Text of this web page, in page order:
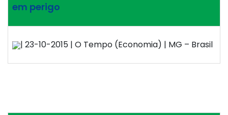
em perigo
| 23-10-2015 | O Tempo (Economia) | MG – Brasil